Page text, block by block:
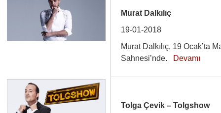
Murat Dalkılıç
19-01-2018
Murat Dalkılıç, 19 Ocak’ta
Sahnesi’nde. Devamı
Tolga Çevik – Tolgshow